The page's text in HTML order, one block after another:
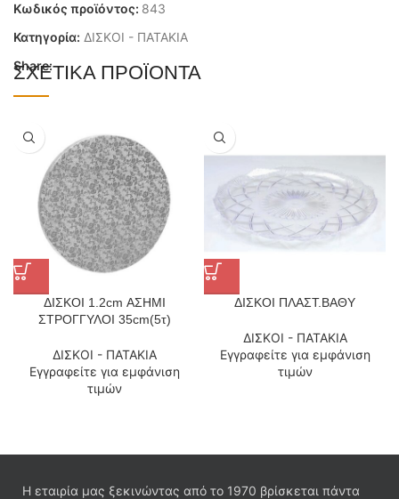
Κωδικός προϊόντος: 843
Κατηγορία: ΔΙΣΚΟΙ - ΠΑΤΑΚΙΑ
Share:
ΣΧΕΤΙΚΆ ΠΡΟΪΌΝΤΑ
ΔΙΣΚΟΙ 1.2cm ΑΣΗΜΙ
ΣΤΡΟΓΓΥΛΟΙ 35cm(5τ)
ΔΙΣΚΟΙ - ΠΑΤΑΚΙΑ
Εγγραφείτε για εμφάνιση
τιμών
ΔΙΣΚΟΙ ΠΛΑΣΤ.ΒΑΘΥ
ΔΙΣΚΟΙ - ΠΑΤΑΚΙΑ
Εγγραφείτε για εμφάνιση
τιμών
Η εταιρία μας ξεκινώντας από το 1970 βρίσκεται πάντα